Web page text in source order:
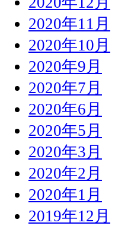
2020年11月
2020年10月
2020年9月
2020年7月
2020年6月
2020年5月
2020年3月
2020年2月
2020年1月
2019年12月